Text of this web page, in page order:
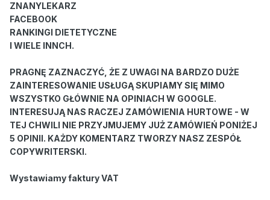
ZNANYLEKARZ
FACEBOOK
RANKINGI DIETETYCZNE
I WIELE INNCH.
PRAGNĘ ZAZNACZYĆ, ŻE Z UWAGI NA BARDZO DUŻE
ZAINTERESOWANIE USŁUGĄ SKUPIAMY SIĘ MIMO
WSZYSTKO GŁÓWNIE NA OPINIACH W GOOGLE.
INTERESUJĄ NAS RACZEJ ZAMÓWIENIA HURTOWE - W
TEJ CHWILI NIE PRZYJMUJEMY JUŻ ZAMÓWIEŃ PONIŻEJ
5 OPINII. KAŻDY KOMENTARZ TWORZY NASZ ZESPÓŁ
COPYWRITERSKI.
Wystawiamy faktury VAT